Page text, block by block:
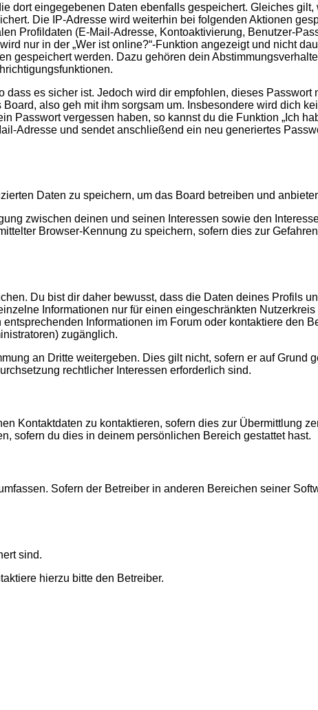
dort eingegebenen Daten ebenfalls gespeichert. Gleiches
Die IP-Adresse wird weiterhin bei folgenden Aktionen
Profildaten (E-Mail-Adresse, Kontoaktivierung, Benutzer-
nur in der „Wer ist online?“-Funktion angezeigt und nicht
gespeichert werden. Dazu gehören dein
es sicher ist. Jedoch wird dir empfohlen, dieses
also geh mit ihm sorgsam um. Insbesondere wird dich
Passwort vergessen haben, so kannst du die Funktion „Ich
Adresse und sendet anschließend ein neu generiertes
Daten zu speichern, um das Board betreiben und
zwischen deinen und seinen Interessen sowie den
Browser-Kennung zu speichern, sofern dies zur
Du bist dir daher bewusst, dass die Daten deines Profils
Informationen nur für einen eingeschränkten
Informationen im Forum oder kontaktiere den
zugänglich.
an Dritte weitergeben. Dies gilt nicht, sofern er auf Grund
rechtlicher Interessen erforderlich sind.
Kontaktdaten zu kontaktieren, sofern dies zur Übermittlung
sofern du dies in deinem persönlichen Bereich gestattet hast.
Sofern der Betreiber in anderen Bereichen seiner
sind.
hierzu bitte den Betreiber.